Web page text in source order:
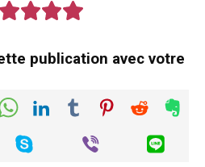
publication avec votre